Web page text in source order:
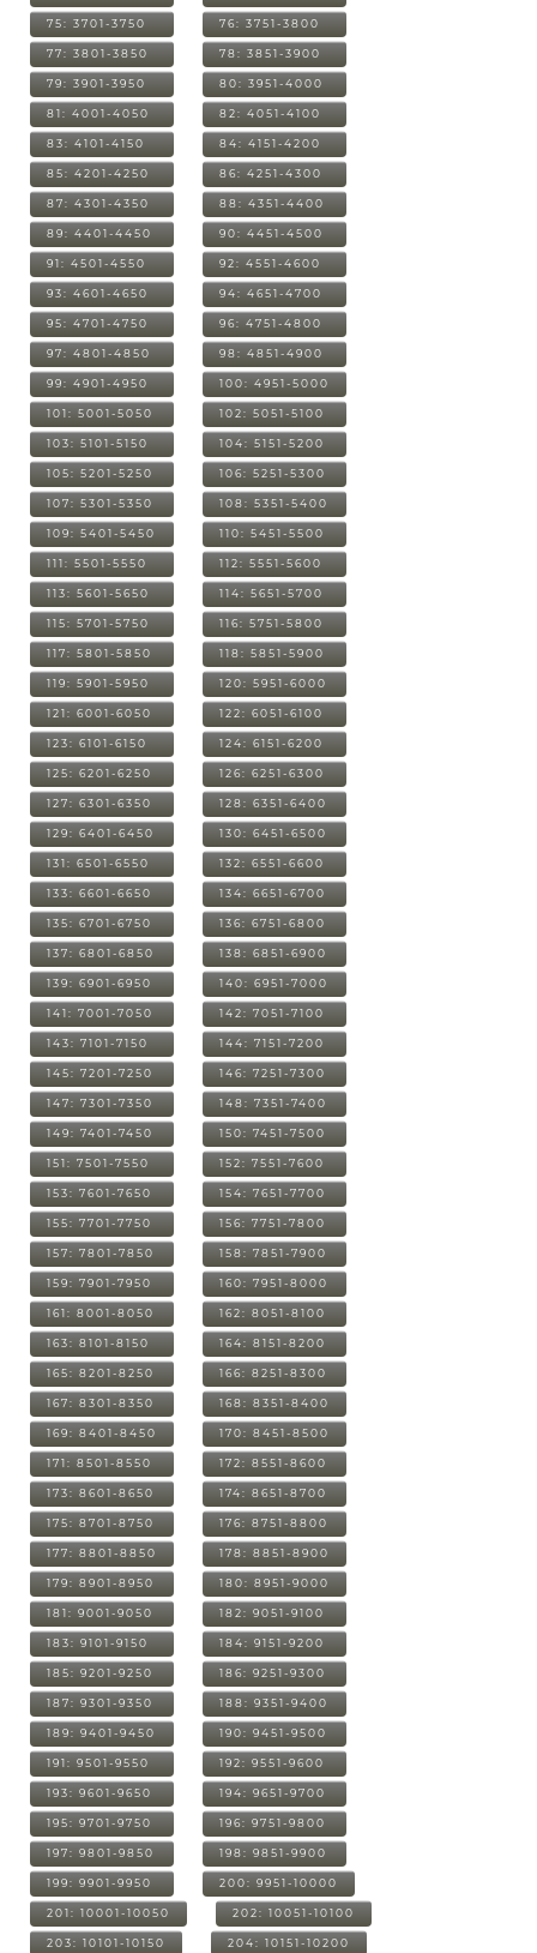
75: 3701-3750 76: 3751-3800
77: 3801-3850 78: 3851-3900
79: 3901-3950 80: 3951-4000
81: 4001-4050 82: 4051-4100
83: 4101-4150 84: 4151-4200
85: 4201-4250 86: 4251-4300
87: 4301-4350 88: 4351-4400
89: 4401-4450 90: 4451-4500
91: 4501-4550 92: 4551-4600
93: 4601-4650 94: 4651-4700
95: 4701-4750 96: 4751-4800
97: 4801-4850 98: 4851-4900
99: 4901-4950 100: 4951-5000
101: 5001-5050 102: 5051-5100
103: 5101-5150 104: 5151-5200
105: 5201-5250 106: 5251-5300
107: 5301-5350 108: 5351-5400
109: 5401-5450 110: 5451-5500
111: 5501-5550 112: 5551-5600
113: 5601-5650 114: 5651-5700
115: 5701-5750 116: 5751-5800
117: 5801-5850 118: 5851-5900
119: 5901-5950 120: 5951-6000
121: 6001-6050 122: 6051-6100
123: 6101-6150 124: 6151-6200
125: 6201-6250 126: 6251-6300
127: 6301-6350 128: 6351-6400
129: 6401-6450 130: 6451-6500
131: 6501-6550 132: 6551-6600
133: 6601-6650 134: 6651-6700
135: 6701-6750 136: 6751-6800
137: 6801-6850 138: 6851-6900
139: 6901-6950 140: 6951-7000
141: 7001-7050 142: 7051-7100
143: 7101-7150 144: 7151-7200
145: 7201-7250 146: 7251-7300
147: 7301-7350 148: 7351-7400
149: 7401-7450 150: 7451-7500
151: 7501-7550 152: 7551-7600
153: 7601-7650 154: 7651-7700
155: 7701-7750 156: 7751-7800
157: 7801-7850 158: 7851-7900
159: 7901-7950 160: 7951-8000
161: 8001-8050 162: 8051-8100
163: 8101-8150 164: 8151-8200
165: 8201-8250 166: 8251-8300
167: 8301-8350 168: 8351-8400
169: 8401-8450 170: 8451-8500
171: 8501-8550 172: 8551-8600
173: 8601-8650 174: 8651-8700
175: 8701-8750 176: 8751-8800
177: 8801-8850 178: 8851-8900
179: 8901-8950 180: 8951-9000
181: 9001-9050 182: 9051-9100
183: 9101-9150 184: 9151-9200
185: 9201-9250 186: 9251-9300
187: 9301-9350 188: 9351-9400
189: 9401-9450 190: 9451-9500
191: 9501-9550 192: 9551-9600
193: 9601-9650 194: 9651-9700
195: 9701-9750 196: 9751-9800
197: 9801-9850 198: 9851-9900
199: 9901-9950 200: 9951-10000
201: 10001-10050 202: 10051-10100
203: 10101-10150 204: 10151-10200